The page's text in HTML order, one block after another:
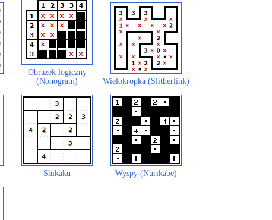
Obrazek logiczny
(Nonogram)
Wielokropka (Slitherlink)
Shikaku Wyspy (Nurikabe)